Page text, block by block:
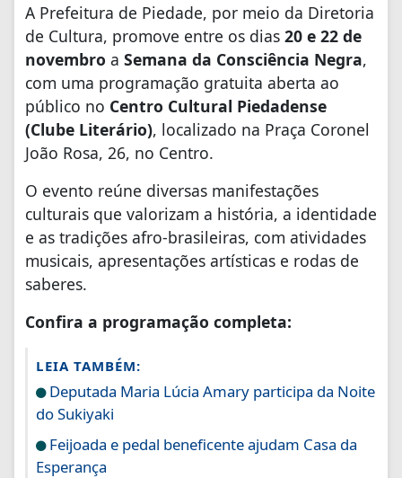
A Prefeitura de Piedade, por meio da Diretoria
de Cultura, promove entre os dias 20 e 22 de
novembro a Semana da Consciência Negra,
com uma programação gratuita aberta ao
público no Centro Cultural Piedadense
(Clube Literário), localizado na Praça Coronel
João Rosa, 26, no Centro.
O evento reúne diversas manifestações
culturais que valorizam a história, a identidade
e as tradições afro-brasileiras, com atividades
musicais, apresentações artísticas e rodas de
saberes.
Confira a programação completa:
LEIA TAMBÉM:
Deputada Maria Lúcia Amary participa da Noite
do Sukiyaki
Feijoada e pedal beneficente ajudam Casa da
Esperança